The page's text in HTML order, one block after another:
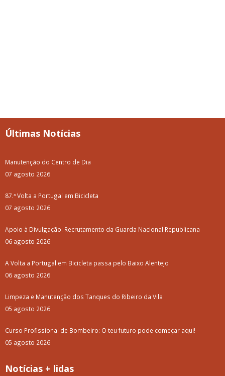
Últimas Notícias
Manutenção do Centro de Dia
07 agosto 2026
87.ª Volta a Portugal em Bicicleta
07 agosto 2026
Apoio à Divulgação: Recrutamento da Guarda Nacional Republicana
06 agosto 2026
A Volta a Portugal em Bicicleta passa pelo Baixo Alentejo
06 agosto 2026
Limpeza e Manutenção dos Tanques do Ribeiro da Vila
05 agosto 2026
Curso Profissional de Bombeiro: O teu futuro pode começar aqui!
05 agosto 2026
Notícias + lidas